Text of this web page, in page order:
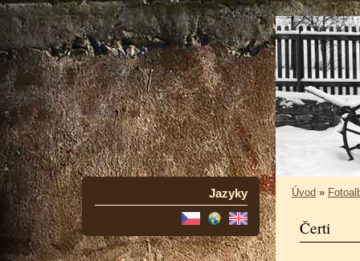
Jazyky Úvod »
Čerti